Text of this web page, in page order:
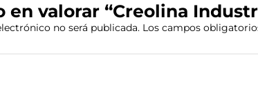
en valorar “Creolina
no será publicada. Los campos